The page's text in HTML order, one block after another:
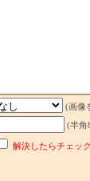
(画像
(半角
解決したらチェッ